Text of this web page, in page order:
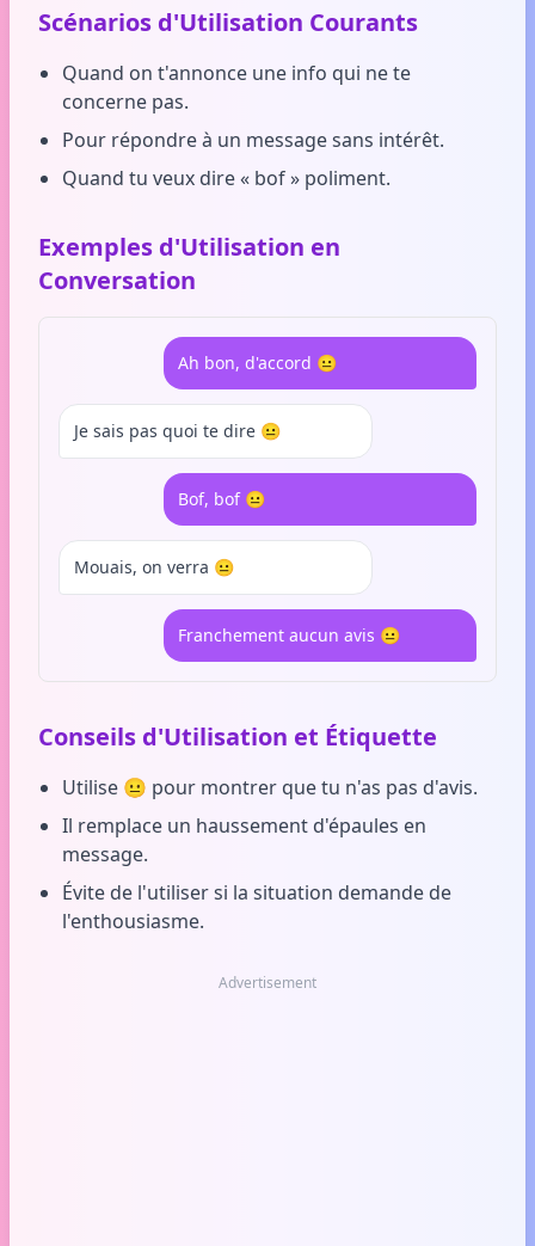
Scénarios d'Utilisation Courants
Quand on t'annonce une info qui ne te
concerne pas.
Pour répondre à un message sans intérêt.
Quand tu veux dire « bof » poliment.
Exemples d'Utilisation en
Conversation
Ah bon, d'accord 😐
Je sais pas quoi te dire 😐
Bof, bof 😐
Mouais, on verra 😐
Franchement aucun avis 😐
Conseils d'Utilisation et Étiquette
Utilise 😐 pour montrer que tu n'as pas d'avis.
Il remplace un haussement d'épaules en
message.
Évite de l'utiliser si la situation demande de
l'enthousiasme.
Advertisement